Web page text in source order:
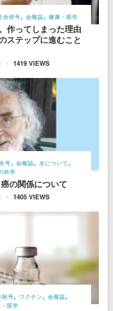
合併号 会報誌 健康・医学
作ってしまった理由
ステップに進むこと
1419 VIEWS
号 会報誌
水について
科学
の関係について
1405 VIEWS
秋号 ワクチン
会報誌
医学